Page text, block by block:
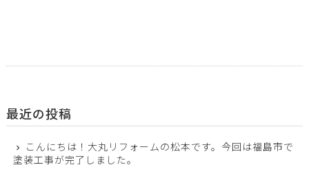
最近の投稿
こんにちは！大丸リフォームの松本です。今回は福島市で
塗装工事が完了しました。